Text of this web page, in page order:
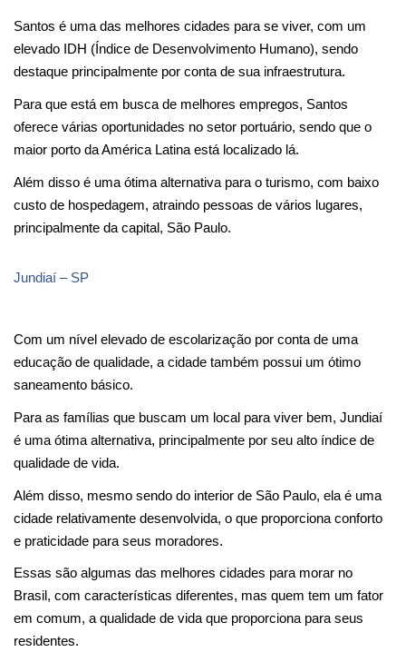
Santos é uma das melhores cidades para se viver, com um
elevado IDH (Índice de Desenvolvimento Humano), sendo
destaque principalmente por conta de sua infraestrutura.
Para que está em busca de melhores empregos, Santos
oferece várias oportunidades no setor portuário, sendo que o
maior porto da América Latina está localizado lá.
Além disso é uma ótima alternativa para o turismo, com baixo
custo de hospedagem, atraindo pessoas de vários lugares,
principalmente da capital, São Paulo.
Jundiaí – SP
Com um nível elevado de escolarização por conta de uma
educação de qualidade, a cidade também possui um ótimo
saneamento básico.
Para as famílias que buscam um local para viver bem, Jundiaí
é uma ótima alternativa, principalmente por seu alto índice de
qualidade de vida.
Além disso, mesmo sendo do interior de São Paulo, ela é uma
cidade relativamente desenvolvida, o que proporciona conforto
e praticidade para seus moradores.
Essas são algumas das melhores cidades para morar no
Brasil, com características diferentes, mas quem tem um fator
em comum, a qualidade de vida que proporciona para seus
residentes.